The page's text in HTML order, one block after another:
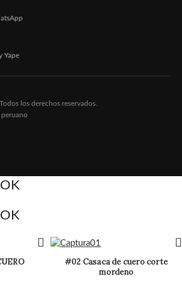
Yape
los derechos reservados.
peruano
#02 Casaca de cuero corte
mordeno